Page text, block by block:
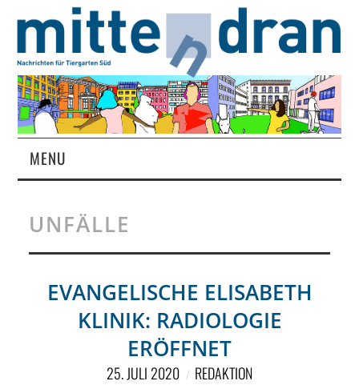
MENU
MAGAZIN
ÜBER UNS
RUBRIKEN
UNFÄLLE
EVANGELISCHE ELISABETH
KLINIK: RADIOLOGIE
ERÖFFNET
25. JULI 2020 REDAKTION